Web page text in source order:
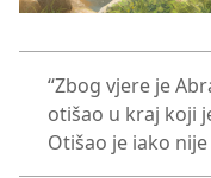
“Zbog vjere je
otišao u kraj koji
Otišao je iako